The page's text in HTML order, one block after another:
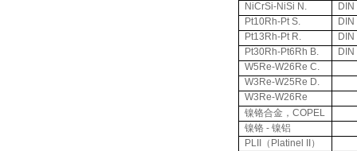
NiCrSi-NiSi N.
Pt10Rh-Pt S.
Pt13Rh-Pt R.
Pt30Rh-Pt6Rh B.
W5Re-W26Re C.
W3Re-W25Re D.
W3Re-W26Re
镍铬合金，COPEL
镍铬 -镍铝
PLII
（ Platinel II
）